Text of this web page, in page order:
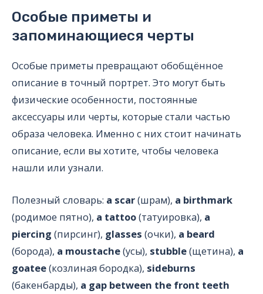
Особые приметы и
запоминающиеся черты
Особые приметы превращают обобщённое
описание в точный портрет. Это могут быть
физические особенности, постоянные
аксессуары или черты, которые стали частью
образа человека. Именно с них стоит начинать
описание, если вы хотите, чтобы человека
нашли или узнали.
Полезный словарь: a scar(шрам), a birthmark
(родимое пятно), a tattoo(татуировка), a
piercing (пирсинг), glasses (очки), a beard
(борода), a moustache(усы), stubble(щетина), a
goatee(козлиная бородка), sideburns
(бакенбарды), a gap between the front teeth